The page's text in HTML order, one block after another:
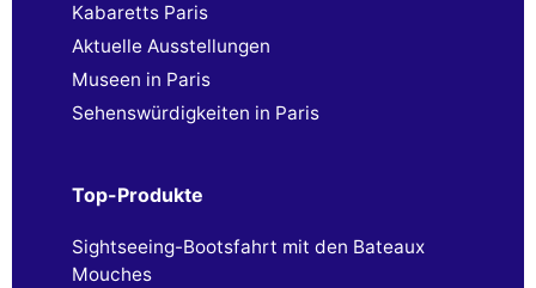
Kabaretts Paris
Aktuelle Ausstellungen
Museen in Paris
Sehenswürdigkeiten in Paris
Top-Produkte
Sightseeing-Bootsfahrt mit den Bateaux
Mouches